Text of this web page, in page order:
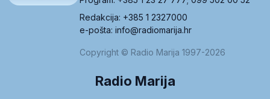
Redakcija: +385 1 2327000
e-pošta: info@radiomarija.hr
Copyright © Radio Marija 1997-2026
Radio Marija